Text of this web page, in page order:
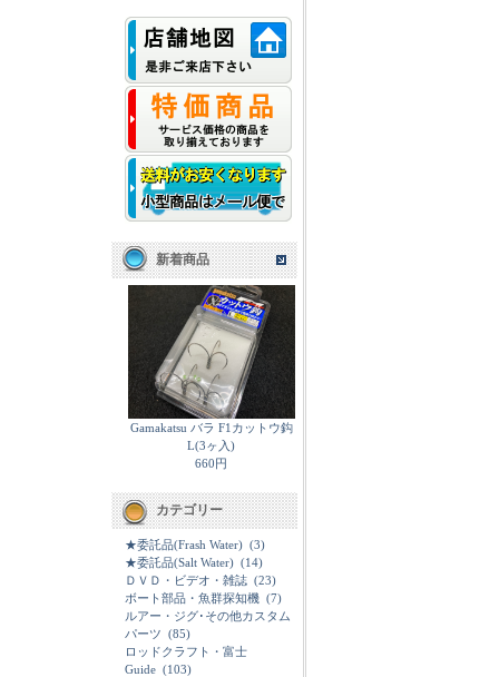
新着商品
Gamakatsu バラ F1カットウ鈎
L(3ヶ入)
660円
カテゴリー
★委託品(Frash Water) (3)
★委託品(Salt Water) (14)
ＤＶＤ・ビデオ・雑誌 (23)
ボート部品・魚群探知機 (7)
ルアー・ジグ･その他カスタム
パーツ (85)
ロッドクラフト・富士
Guide (103)